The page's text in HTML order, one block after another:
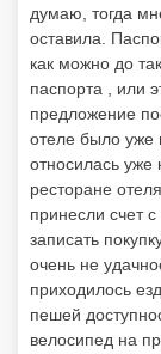
думаю, тогда
оставила.
как можно до
паспорта , или
предложение
отеле было уже
относилась уже
ресторане
принесли счет
записать
очень не
приходилось
пешей
велосипед на